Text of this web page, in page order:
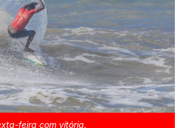
feira com vitória.